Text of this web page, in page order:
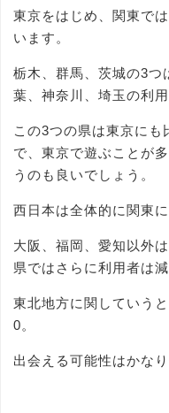
東京をはじめ、関東で
います。
栃木、群馬、茨城の3つ
葉、神奈川、埼玉の利
この3つの県は東京に
で、東京で遊ぶことが
うのも良いでしょう。
西日本は全体的に関東
大阪、福岡、愛知以外
県ではさらに利用者は減
東北地方に関していう
0。
出会える可能性はかな